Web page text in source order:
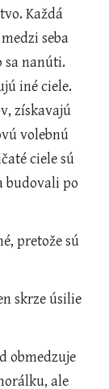
Každá
seba
sa nanúti.
iné ciele.
získavajú
volebnú
ciele sú
budovali po
skrze úsilie
obmedzuje
ale